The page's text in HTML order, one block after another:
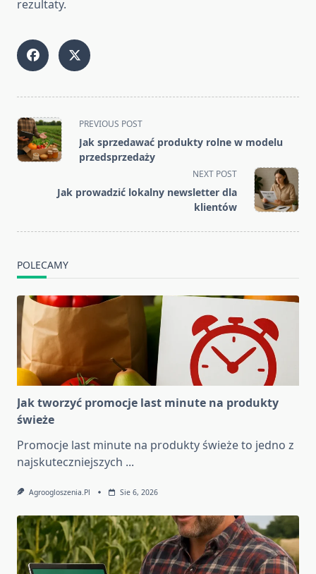
rezultaty.
<span
class="nav-
subtitle
PREVIOUS POST
Jak sprzedawać produkty rolne w modelu
przedsprzedaży
NEXT POST
Jak prowadzić lokalny newsletter dla
klientów
POLECAMY
Jak tworzyć promocje last minute na produkty
świeże
Promocje last minute na produkty świeże to jedno z
najskuteczniejszych ...
Agroogloszenia.pl Sie 6, 2026